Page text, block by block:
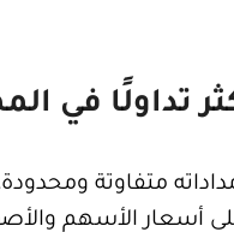
تداولًا في
متفاوتة
أسعار الأسهم